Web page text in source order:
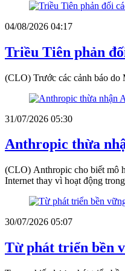
04/08/2026 04:17
Triều Tiên phản
(CLO) Trước các cảnh báo do
31/07/2026 05:30
Anthropic thừa
(CLO) Anthropic cho biết mô
Internet thay vì hoạt động
30/07/2026 05:07
Từ phát triển bền